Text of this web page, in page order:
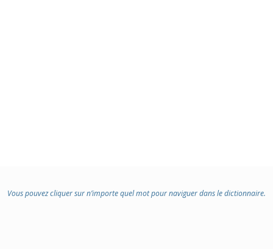
Vous pouvez cliquer sur n’importe quel mot pour naviguer dans le dictionnaire.